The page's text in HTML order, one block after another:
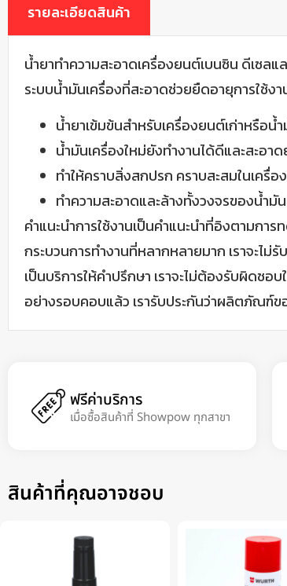
รายละเอียดสินค้า
น้ำยาทำความสะอาดเครื่องยนต์เบนซิน ดีเซ
ระบบน้ำมันเครื่องที่สะอาดช่วยยืดอายุการใช้ง
น้ำยาเข้มข้นสำหรับเครื่องยนต์เก่าหรือน้ำ
น้ำมันเครื่องใหม่ยังทำงานได้ดีและสะอา
ทำให้คราบสิ่งสกปรก คราบสะสมในเครื่
ทำความสะอาดและล้างทั้งวงจรของน้ำมั
คำแนะนำการใช้งานเป็นคำแนะนำที่อิงตามก
กระบวนการทำงานที่หลากหลายมาก เราจะไม่
เป็นบริการให้คำปรึกษา เราจะไม่ต้องรับผิดช
อย่างรอบคอบแล้ว เรารับประกันว่าผลิตภัณฑ์
ฟรีค่าบริการ
เมื่อซื้อสินค้าที่ Showpow ทุกสาขา
สินค้าที่คุณอาจชอบ